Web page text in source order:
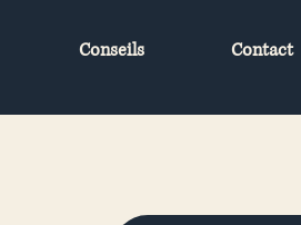
Conseils Contact